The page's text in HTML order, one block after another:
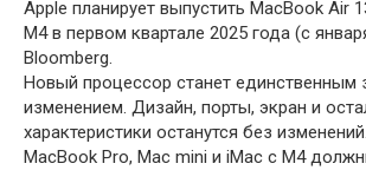
Apple планирует выпустить MacBook Air
M4 в первом квартале 2025 года (с
Bloomberg.
Новый процессор станет единственным
изменением. Дизайн, порты, экран и
характеристики останутся без изменений.
MacBook Pro, Mac mini и iMac с M4